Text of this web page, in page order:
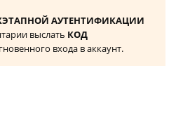
АУТЕНТИФИКАЦИИ
выслать КОД
входа в аккаунт.